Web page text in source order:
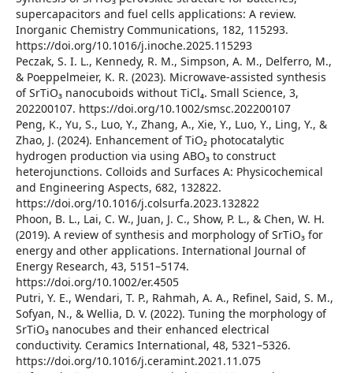
supercapacitors and fuel cells applications: A review.
Inorganic Chemistry Communications, 182, 115293.
https://doi.org/10.1016/j.inoche.2025.115293
Peczak, S. I. L., Kennedy, R. M., Simpson, A. M., Delferro, M.,
& Poeppelmeier, K. R. (2023). Microwave-assisted synthesis
of SrTiO₃ nanocuboids without TiCl₄. Small Science, 3,
202200107. https://doi.org/10.1002/smsc.202200107
Peng, K., Yu, S., Luo, Y., Zhang, A., Xie, Y., Luo, Y., Ling, Y., &
Zhao, J. (2024). Enhancement of TiO₂ photocatalytic
hydrogen production via using ABO₃ to construct
heterojunctions. Colloids and Surfaces A: Physicochemical
and Engineering Aspects, 682, 132822.
https://doi.org/10.1016/j.colsurfa.2023.132822
Phoon, B. L., Lai, C. W., Juan, J. C., Show, P. L., & Chen, W. H.
(2019). A review of synthesis and morphology of SrTiO₃ for
energy and other applications. International Journal of
Energy Research, 43, 5151–5174.
https://doi.org/10.1002/er.4505
Putri, Y. E., Wendari, T. P., Rahmah, A. A., Refinel, Said, S. M.,
Sofyan, N., & Wellia, D. V. (2022). Tuning the morphology of
SrTiO₃ nanocubes and their enhanced electrical
conductivity. Ceramics International, 48, 5321–5326.
https://doi.org/10.1016/j.ceramint.2021.11.075